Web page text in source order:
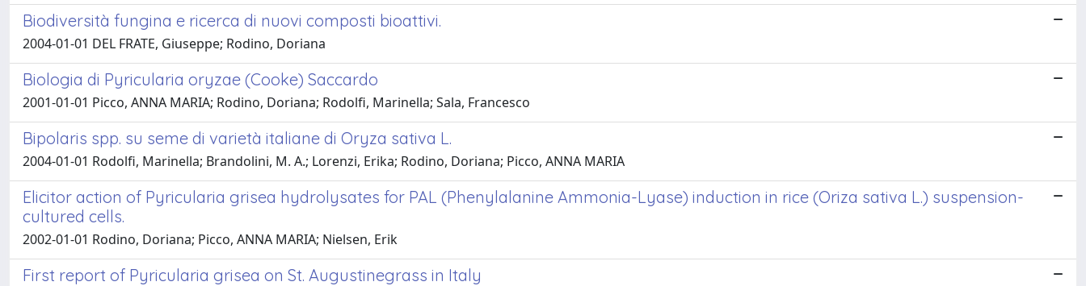
Biodiversità fungina e ricerca di nuovi composti bioattivi.
2004-01-01 DEL FRATE, Giuseppe; Rodino, Doriana
Biologia di Pyricularia oryzae (Cooke) Saccardo
2001-01-01 Picco, ANNA MARIA; Rodino, Doriana; Rodolfi, Marinella; Sala, Francesco
Bipolaris spp. su seme di varietà italiane di Oryza sativa L.
2004-01-01 Rodolfi, Marinella; Brandolini, M. A.; Lorenzi, Erika; Rodino, Doriana; Picco, ANNA MARIA
Elicitor action of Pyricularia grisea hydrolysates for PAL (Phenylalanine Ammonia-Lyase) induction in rice (Oriza sativa L.) suspension-
cultured cells.
2002-01-01 Rodino, Doriana; Picco, ANNA MARIA; Nielsen, Erik
First report of Pyricularia grisea on St. Augustinegrass in Italy